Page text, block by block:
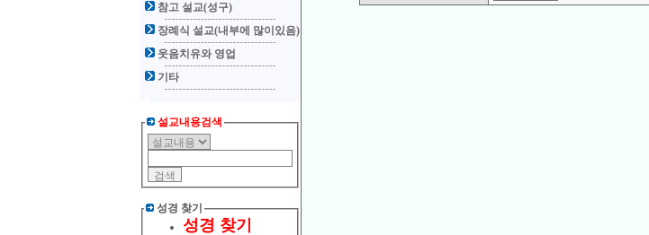
참고 설교(성구)
장례식 설교(내부에 많이있음)
웃음치유와 영업
기타
설교내용검색
성경 찾기
성경 찾기